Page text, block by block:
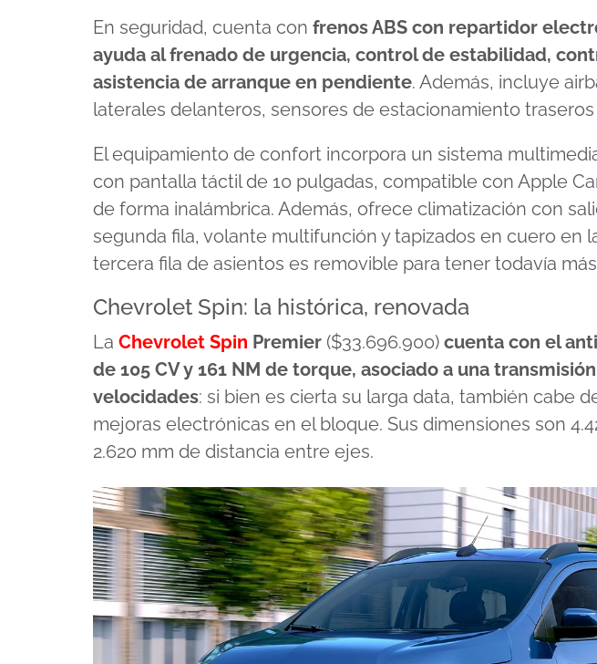
En seguridad, cuenta con frenos ABS con repartidor
ayuda al frenado de urgencia, control de estabilidad,
asistencia de arranque en pendiente. Además, incluye
laterales delanteros, sensores de estacionamiento traseros
El equipamiento de confort incorpora un sistema
con pantalla táctil de 10 pulgadas, compatible con Apple
de forma inalámbrica. Además, ofrece climatización con
segunda fila, volante multifunción y tapizados en cuero en
tercera fila de asientos es removible para tener todavía
Chevrolet Spin: la histórica, renovada
La Chevrolet Spin Premier ($33.696.900) cuenta con el
de 105 CV y 161 NM de torque, asociado a una
velocidades: si bien es cierta su larga data, también cabe
mejoras electrónicas en el bloque. Sus dimensiones son
2.620 mm de distancia entre ejes.